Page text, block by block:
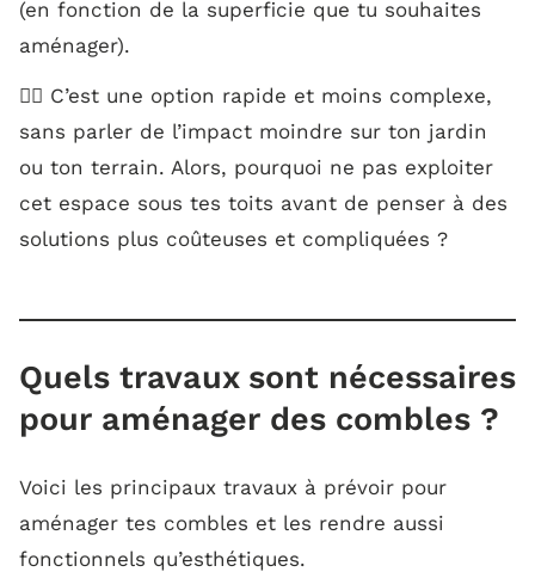
(en fonction de la superficie que tu souhaites
aménager).
👉🏼 C’est une option rapide et moins complexe,
sans parler de l’impact moindre sur ton jardin
ou ton terrain. Alors, pourquoi ne pas exploiter
cet espace sous tes toits avant de penser à des
solutions plus coûteuses et compliquées ?
Quels travaux sont nécessaires
pour aménager des combles ?
Voici les principaux travaux à prévoir pour
aménager tes combles et les rendre aussi
fonctionnels qu’esthétiques.